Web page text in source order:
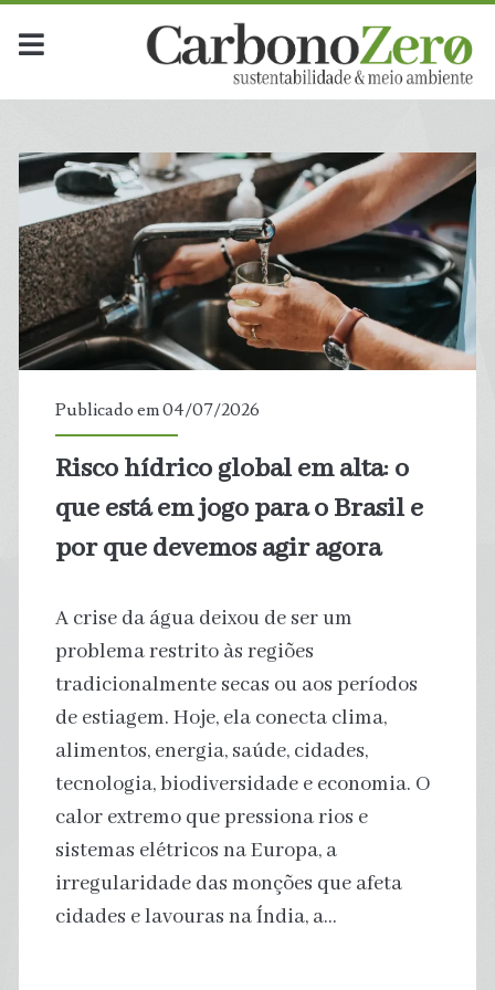
Categoria:
<span>Recursos
Hídricos</span>
Publicado em 04/07/2026
Risco hídrico global em alta: o
que está em jogo para o Brasil e
por que devemos agir agora
A crise da água deixou de ser um
problema restrito às regiões
tradicionalmente secas ou aos períodos
de estiagem. Hoje, ela conecta clima,
alimentos, energia, saúde, cidades,
tecnologia, biodiversidade e economia. O
calor extremo que pressiona rios e
sistemas elétricos na Europa, a
irregularidade das monções que afeta
cidades e lavouras na Índia, a…